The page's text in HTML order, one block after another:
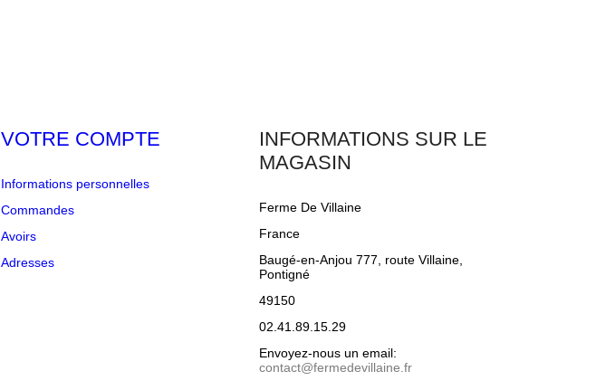
VOTRE COMPTE
Informations personnelles
Commandes
Avoirs
Adresses
INFORMATIONS SUR LE
MAGASIN
Ferme De Villaine
France
Baugé-en-Anjou 777, route Villaine,
Pontigné
49150
02.41.89.15.29
Envoyez-nous un email:
contact@fermedevillaine.fr